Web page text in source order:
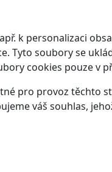
k personalizaci
Tyto soubory se
cookies pouze v
pro provoz těchto
váš souhlas,